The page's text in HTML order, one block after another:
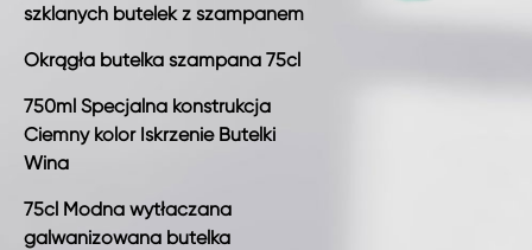
szklanych butelek z szampanem
Okrągła butelka szampana 75cl
750ml Specjalna konstrukcja
Ciemny kolor Iskrzenie Butelki
Wina
75cl Modna wytłaczana
galwanizowana butelka